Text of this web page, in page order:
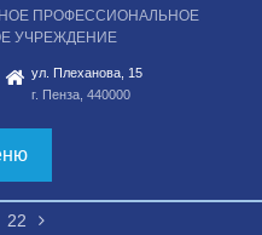
ПРОФЕССИОНАЛЬНОЕ
УЧРЕЖДЕНИЕ
ул. Плеханова, 15
г. Пенза, 440000
22